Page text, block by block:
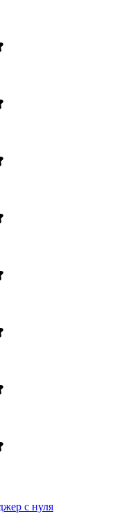
с нуля